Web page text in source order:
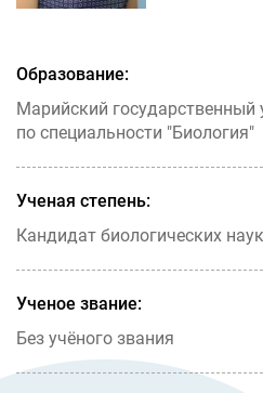
Образование:
Марийский государственный
по специальности "Биология"
Ученая степень:
Кандидат биологических наук
Ученое звание:
Без учёного звания